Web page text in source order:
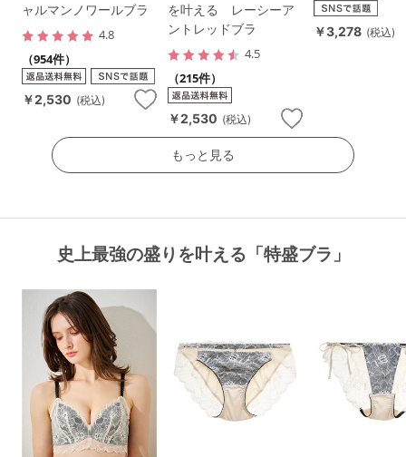
ャルマンノワールブラ
4.8
（954件）
￥2,530 (税込)
を叶える レーシーア
ントレッドブラ
4.5
（215件）
￥2,530 (税込)
￥3,278 (税込)
もっと見る
史上最強の盛りを叶える「特盛ブラ」